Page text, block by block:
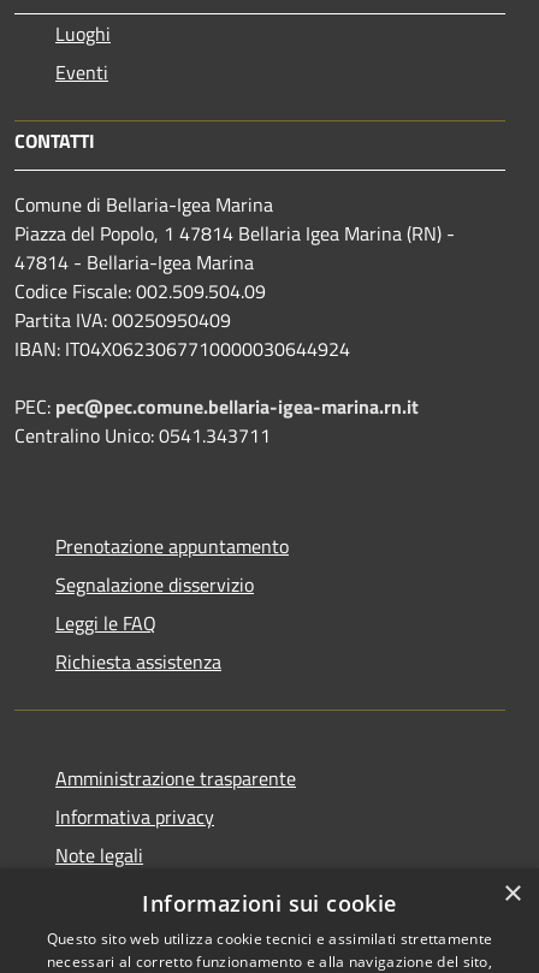
Luoghi
Eventi
CONTATTI
Comune di Bellaria-Igea Marina
Piazza del Popolo, 1 47814 Bellaria Igea Marina (RN) -
47814 - Bellaria-Igea Marina
Codice Fiscale: 002.509.504.09
Partita IVA: 00250950409
IBAN: IT04X0623067710000030644924
PEC: pec@pec.comune.bellaria-igea-marina.rn.it
Centralino Unico: 0541.343711
Prenotazione appuntamento
Segnalazione disservizio
Leggi le FAQ
Richiesta assistenza
Amministrazione trasparente
Informativa privacy
Note legali
Dichiarazione di accessibilità
×
Informazioni sui cookie
Questo sito web utilizza cookie tecnici e assimilati strettamente
necessari al corretto funzionamento e alla navigazione del sito,